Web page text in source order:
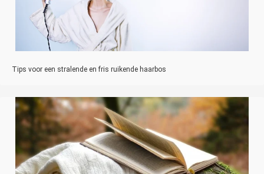
Tips voor een stralende en fris ruikende haarbos